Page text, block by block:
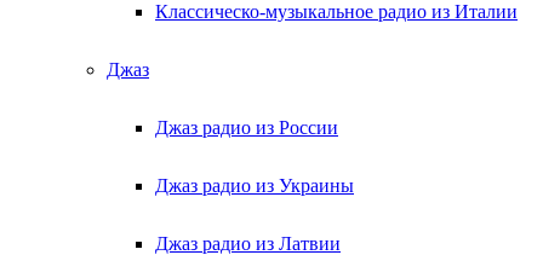
Классическо-музыкальное радио из Италии
Джаз
Джаз радио из России
Джаз радио из Украины
Джаз радио из Латвии